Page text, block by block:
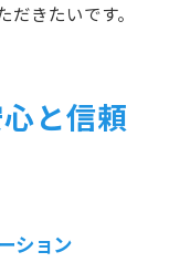
きたいです。
と信頼
ション